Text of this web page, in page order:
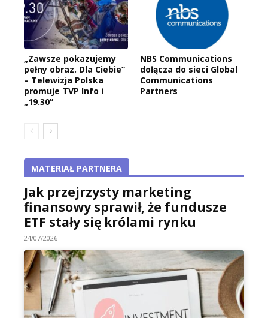
„Zawsze pokazujemy
pełny obraz. Dla Ciebie”
– Telewizja Polska
promuje TVP Info i
„19.30”
NBS Communications
dołącza do sieci Global
Communications
Partners
MATERIAŁ PARTNERA
Jak przejrzysty marketing
finansowy sprawił, że fundusze
ETF stały się królami rynku
24/07/2026